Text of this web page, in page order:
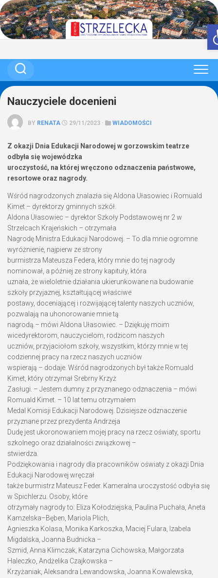
Skip
to
content
Nauczyciele docenieni
BY RENATA 29/11/2023 · WIADOMOŚCI
Z okazji Dnia Edukacji Narodowej w gorzowskim teatrze
odbyła się wojewódzka
uroczystość, na której wręczono odznaczenia państwowe,
resortowe oraz nagrody.
Wśród nagrodzonych znalazła się Aldona Ułasowiec i Romuald
Kimet – dyrektorzy gminnych szkół.
Aldona Ułasowiec – dyrektor Szkoły Podstawowej nr 2 w
Strzelcach Krajeńskich – otrzymała
Nagrodę Ministra Edukacji Narodowej. – To dla mnie ogromne
wyróżnienie, najpierw ze strony
burmistrza Mateusza Federa, który mnie do tej nagrody
nominował, a później ze strony kapituły, która
uznała, że wieloletnie działania ukierunkowane na budowanie
szkoły przyjaznej, kształtującej właściwe
postawy, doceniającej i rozwijającej talenty naszych uczniów,
pozwalają na uhonorowanie mnie tą
nagrodą – mówi Aldona Ułasowiec. – Dziękuję moim
wicedyrektorom, nauczycielom, rodzicom naszych
uczniów, przyjaciołom szkoły, wszystkim, którzy mnie w tej
codziennej pracy na rzecz naszych uczniów
wspierają – dodaje. Wśród nagrodzonych był także Romuald
Kimet, który otrzymał Srebrny Krzyż
Zasługi. – Jestem dumny z przyznanego odznaczenia – mówi
Romuald Kimet. – 10 lat temu otrzymałem
Medal Komisji Edukacji Narodowej. Dzisiejsze odznaczenie
przyznane przez prezydenta Andrzeja
Dudę jest ukoronowaniem mojej pracy na rzecz oświaty, sportu
szkolnego oraz działalności związkowej –
stwierdza.
Podziękowania i nagrody dla pracowników oświaty z okazji Dnia
Edukacji Narodowej wręczał
także burmistrz Mateusz Feder. Kameralna uroczystość odbyła się
w Spichlerzu. Osoby, które
otrzymały nagrody to: Eliza Kołodziejska, Paulina Puchała, Aneta
Kamzelska–Bęben, Mariola Plich,
Agnieszka Kolasa, Monika Karkoszka, Maciej Fulara, Izabela
Migdalska, Joanna Budnicka –
Szmid, Anna Klimczak, Katarzyna Cichowska, Małgorzata
Haleczko, Andżelika Czajkowska –
Krzyżaniak, Aleksandra Lewandowska, Joanna Kowalewska,